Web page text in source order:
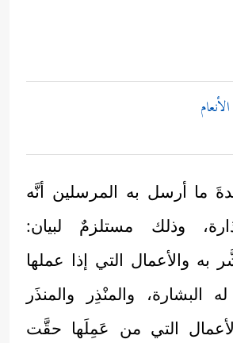
الأنعام
ما أرسل به المرسلين أنَّه
وذلك مستلزمٌ لبيان:
به والأعمال التي إذا عملها
البشارة، والمنْذِر والمنذَر
التي من عَمِلَها حقَّت